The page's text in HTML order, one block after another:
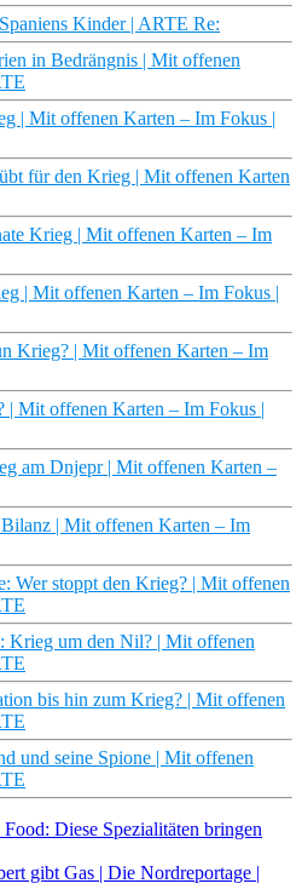
Kinder | ARTE Re:
in Bedrängnis | Mit offenen
| Mit offenen Karten – Im Fokus |
für den Krieg | Mit offenen Karten
Krieg | Mit offenen Karten – Im
| Mit offenen Karten – Im Fokus |
Krieg? | Mit offenen Karten – Im
| Mit offenen Karten – Im Fokus |
am Dnjepr | Mit offenen Karten –
| Mit offenen Karten – Im
Wer stoppt den Krieg? | Mit offenen
Krieg um den Nil? | Mit offenen
bis hin zum Krieg? | Mit offenen
und seine Spione | Mit offenen
Diese Spezialitäten bringen
gibt Gas | Die Nordreportage |